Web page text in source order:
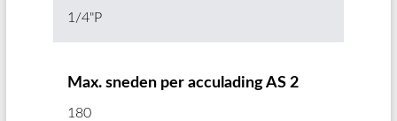
1/4"P
Max. sneden per acculading AS 2
180